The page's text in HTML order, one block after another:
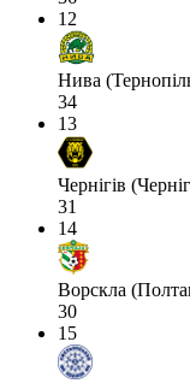
12
Нива
34
13
Чернігів
31
14
Ворскла
30
15